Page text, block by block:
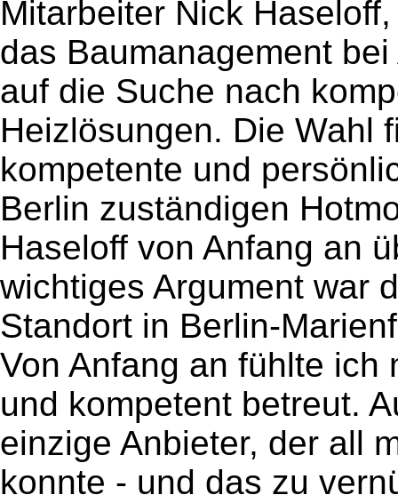
Mitarbeiter Nick
das Baumanagement
auf die Suche nach
Heizlösungen. Die Wahl
kompetente und
Berlin zuständigen
Haseloff von Anfang an
wichtiges Argument war
Standort in Berlin-
Von Anfang an fühlte ich
und kompetent betreut.
einzige Anbieter, der all
konnte - und das zu